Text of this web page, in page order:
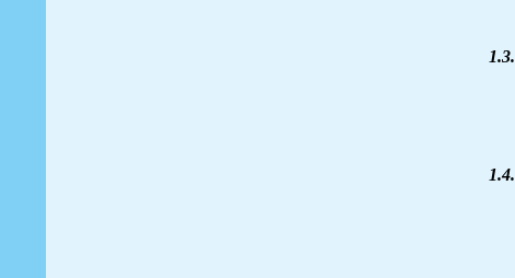
1.3.
1.4.